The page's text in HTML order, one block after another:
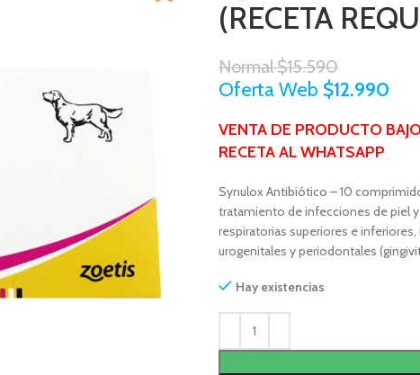
(RECETA
Normal$15.590
Oferta Web $12.990
VENTA DE PRODUCTO
RECETA ALWHATSAPP
Synulox Antibiótico – 10
tratamiento de infecciones de piel
respiratorias superiores e
urogenitales y periodontales
Hay existencias